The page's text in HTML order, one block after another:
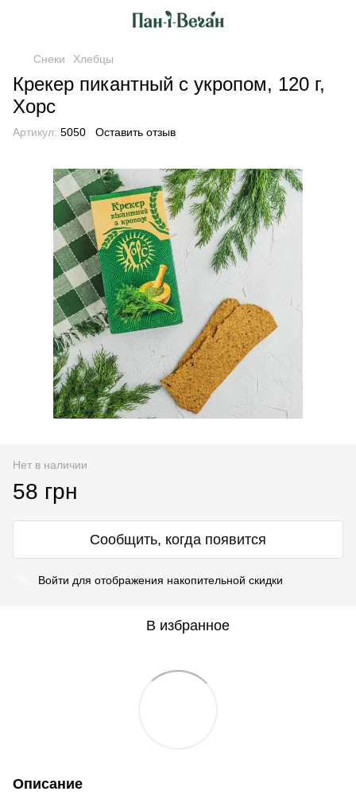
Снеки Хлебцы
Крекер пикантный с укропом, 120 г,
Хорс
Артикул: 5050 Оставить отзыв
Нет в наличии
58 грн
Сообщить, когда появится
Войти для отображения накопительной скидки
В избранное
Описание